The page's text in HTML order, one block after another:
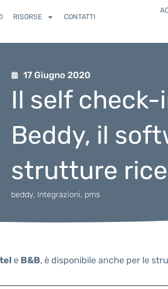
RISORSE CONTATTI
17 Giugno 2020
Il self
Beddy, il
strutture
beddy, Integrazioni, pms
e B&B, è disponibile anche per le